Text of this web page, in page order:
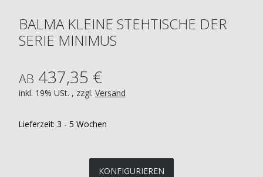
BALMA KLEINE STEHTISCHE DER
SERIE MINIMUS
AB 437,35 €
inkl. 19% USt. , zzgl. Versand
Lieferzeit: 3 - 5 Wochen
KONFIGURIEREN